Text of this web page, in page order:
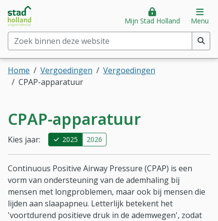
Direct naar hoofdinhoud
Direct naar hoofdmenu
Stad Holland Zorgverzekeraar
Zoek binnen deze website(min. 2 tekens)
Mijn Stad Holland Menu
Home Vergoedingen
Vergoedingen
CPAP-apparatuur
CPAP-apparatuur
Kies jaar: 2025 2026
Continuous Positive Airway Pressure (CPAP) is een
vorm van ondersteuning van de ademhaling bij
mensen met longproblemen, maar ook bij mensen die
lijden aan slaapapneu. Letterlijk betekent het
'voortdurend positieve druk in de ademwegen', zodat